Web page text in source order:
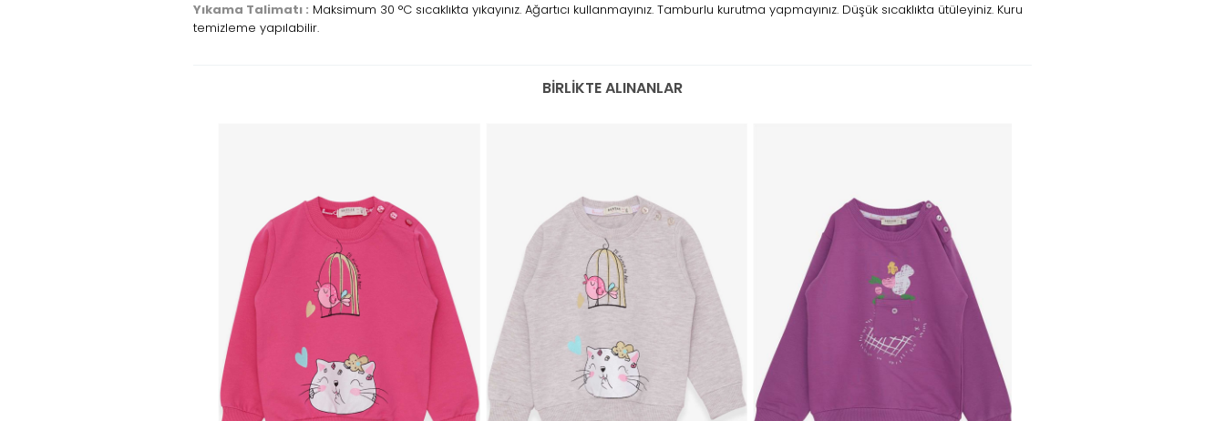
Yıkama Talimatı : Maksimum 30 °C sıcaklıkta yıkayınız. Ağartıcı kullanmayınız. Tamburlu kurutma yapmayınız. Düşük sıcaklıkta ütüleyiniz. Kuru
temizleme yapılabilir.